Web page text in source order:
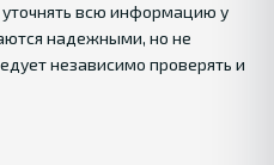
всю информацию у
надежными, но не
независимо проверять и